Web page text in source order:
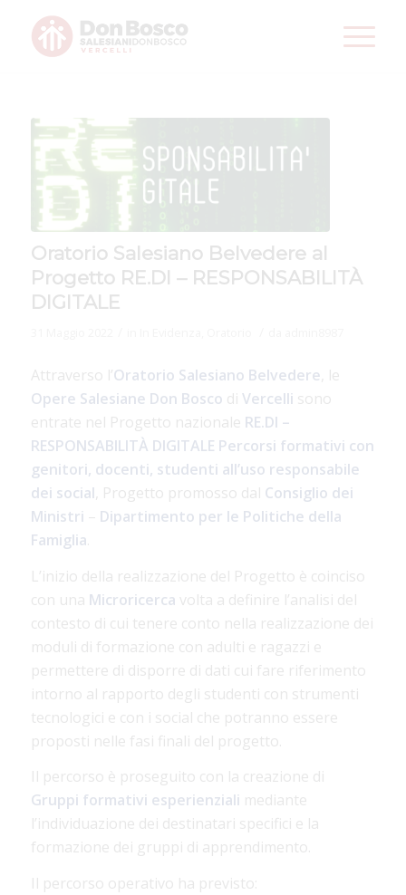
Oratorio Salesiano Belvedere al
Progetto RE.DI – RESPONSABILITÀ
DIGITALE
Attraverso l’Oratorio Salesiano Belvedere , le
Opere Salesiane Don Bosco di Vercelli sono
entrate nel Progetto nazionale RE.DI –
RESPONSABILITÀ DIGITALE Percorsi formativi con
genitori, docenti, studenti all’uso responsabile
dei social , Progetto promosso dal Consiglio dei
Ministri
Dipartimento per le Politiche della
Famiglia
L’inizio della realizzazione del Progetto è coinciso
con una Microricerca volta a definire l’analisi del
contesto di cui tenere conto nella realizzazione dei
moduli di formazione con adulti e ragazzi e
permettere di disporre di dati cui fare riferimento
intorno al rapporto degli studenti con strumenti
tecnologici e con i social che potranno essere
proposti nelle fasi finali del progetto.
Il percorso è proseguito con la creazione di
Gruppi formativi esperienziali mediante
l’individuazione dei destinatari specifici e la
formazione dei gruppi di apprendimento.
Il percorso operativo ha previsto: